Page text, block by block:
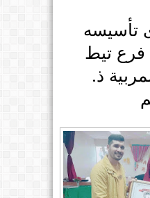
تأسيسه
فرع تيط
ذ.